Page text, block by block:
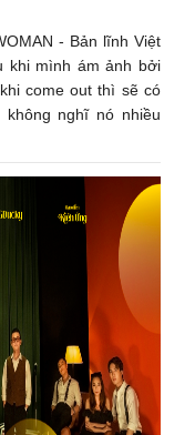
- Bản lĩnh Việt
khi mình ám ảnh bởi
come out thì sẽ có
nghĩ nó nhiều